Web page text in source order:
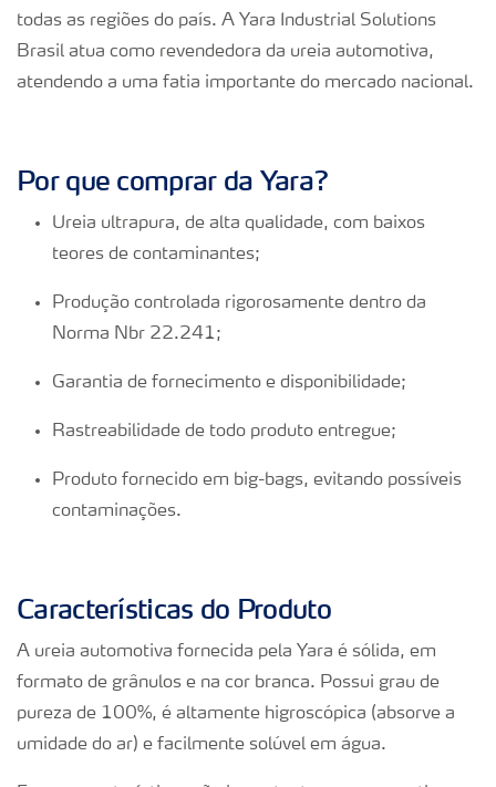
todas as regiões do país. A Yara Industrial Solutions
Brasil atua como revendedora da ureia automotiva,
atendendo a uma fatia importante do mercado nacional.
Por que comprar da Yara?
Ureia ultrapura, de alta qualidade, com baixos
teores de contaminantes;
Produção controlada rigorosamente dentro da
Norma Nbr 22.241;
Garantia de fornecimento e disponibilidade;
Rastreabilidade de todo produto entregue;
Produto fornecido em big-bags, evitando possíveis
contaminações.
Características do Produto
A ureia automotiva fornecida pela Yara é sólida, em
formato de grânulos e na cor branca. Possui grau de
pureza de 100%, é altamente higroscópica (absorve a
umidade do ar) e facilmente solúvel em água.